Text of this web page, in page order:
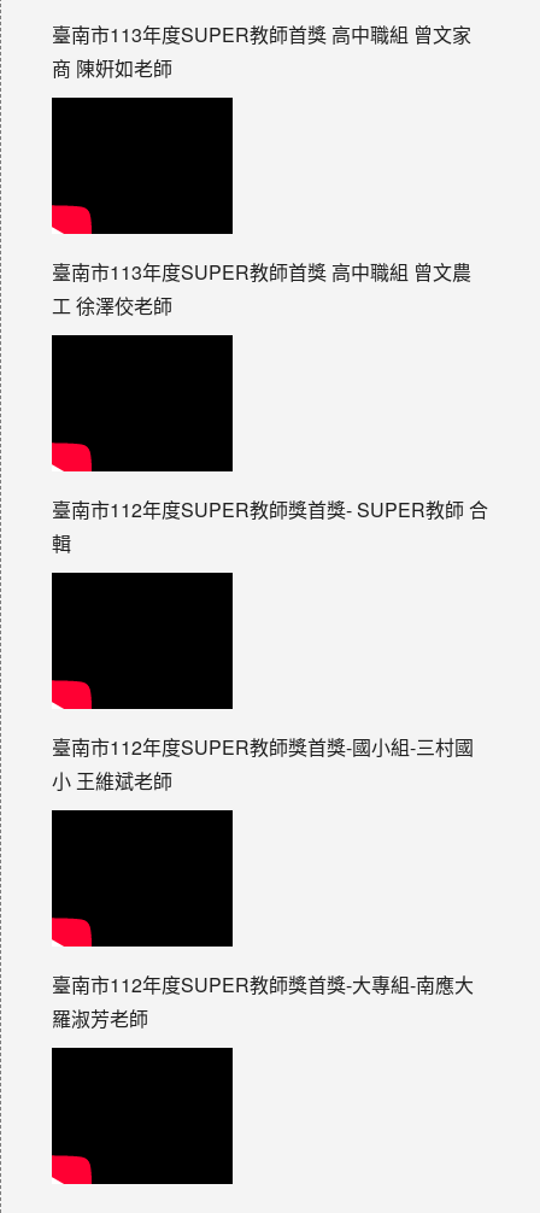
臺南市113年度SUPER教師首獎 高中職組 曾文家
商 陳姸如老師
臺南市113年度SUPER教師首獎 高中職組 曾文農
工 徐澤佼老師
臺南市112年度SUPER教師獎首獎- SUPER教師 合
輯
臺南市112年度SUPER教師獎首獎-國小組-三村國
小 王維斌老師
臺南市112年度SUPER教師獎首獎-大專組-南應大
羅淑芳老師